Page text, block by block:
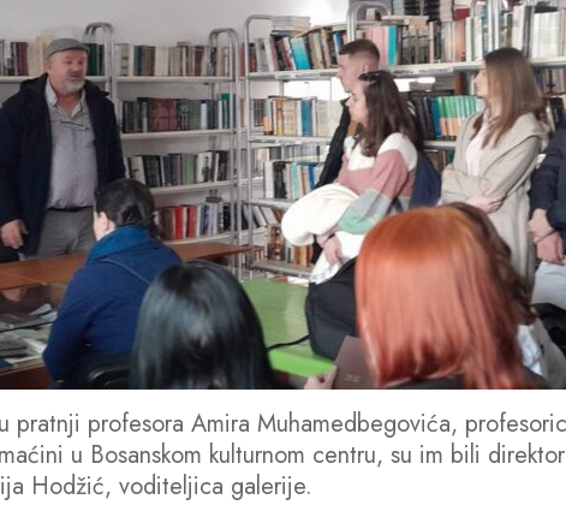
pratnji profesora Amira Muhamedbegovića,
u Bosanskom kulturnom centru, su im bili
Hodžić, voditeljica galerije.